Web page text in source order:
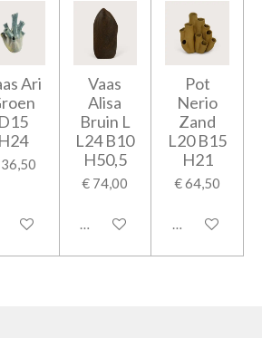
Ari
D15
H24
Vaas
Alisa
Bruin L
L24 B10
H50,5
€ 74,00
In winkelwagen
Pot
Nerio
Zand
L20 B15
H21
€ 64,50
In